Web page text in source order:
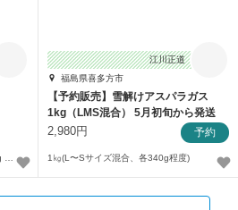
〈セット内容〉 ・乾燥サフラン：0.5g ・調理レシピ：1枚
江川正道
福島県喜多方市
【予約販売】雪解けアスパラガス
1kg（LMS混合） 5月初旬から発送
2,980円 予約
1㎏(L〜Sサイズ混合、各340g程度)